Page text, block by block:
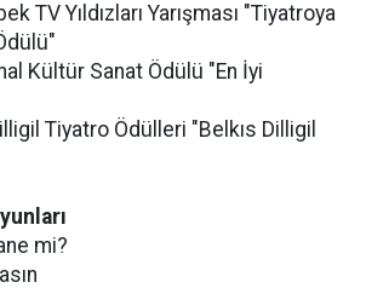
TV Yıldızları Yarışması "Tiyatroya
Kültür Sanat Ödülü "En İyi
Tiyatro Ödülleri "Belkıs Dilligil
mi?